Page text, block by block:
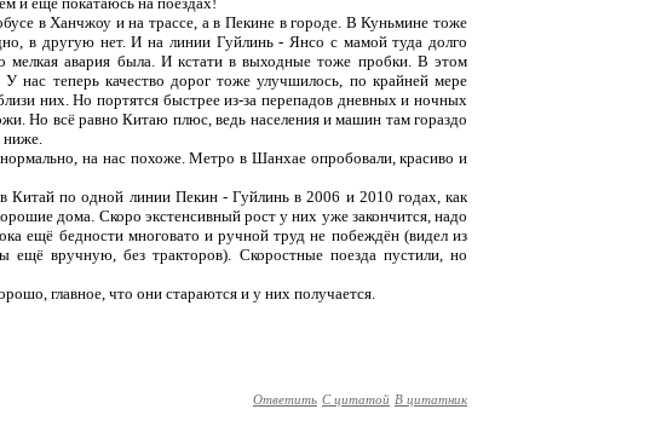
в Ханчжоу и на трассе, а в Пекине в городе. В Куньмине тоже
в другую нет. И на линии Гуйлинь - Янсо с мамой туда долго
мелкая авария была. И кстати в выходные тоже пробки. В этом
нас теперь качество дорог тоже улучшилось, по крайней мере
них. Но портятся быстрее из-за перепадов дневных и ночных
Но всё равно Китаю плюс, ведь населения и машин там гораздо
ниже.
на нас похоже. Метро в Шанхае опробовали, красиво и
Китай по одной линии Пекин - Гуйлинь в 2006 и 2010 годах, как
дома. Скоро экстенсивный рост у них уже закончится, надо
ещё бедности многовато и ручной труд не побеждён (видел из
ещё вручную, без тракторов). Скоростные поезда пустили, но
главное, что они стараются и у них получается.
Ответить С цитатой В цитатник